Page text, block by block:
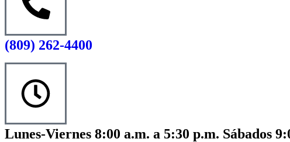
(809) 262-4400
Lunes-Viernes 8:00 a.m. a 5:30 p.m. Sábados